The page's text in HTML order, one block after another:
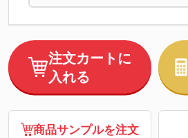
注文カートに
入れる
商品サンプルを注文